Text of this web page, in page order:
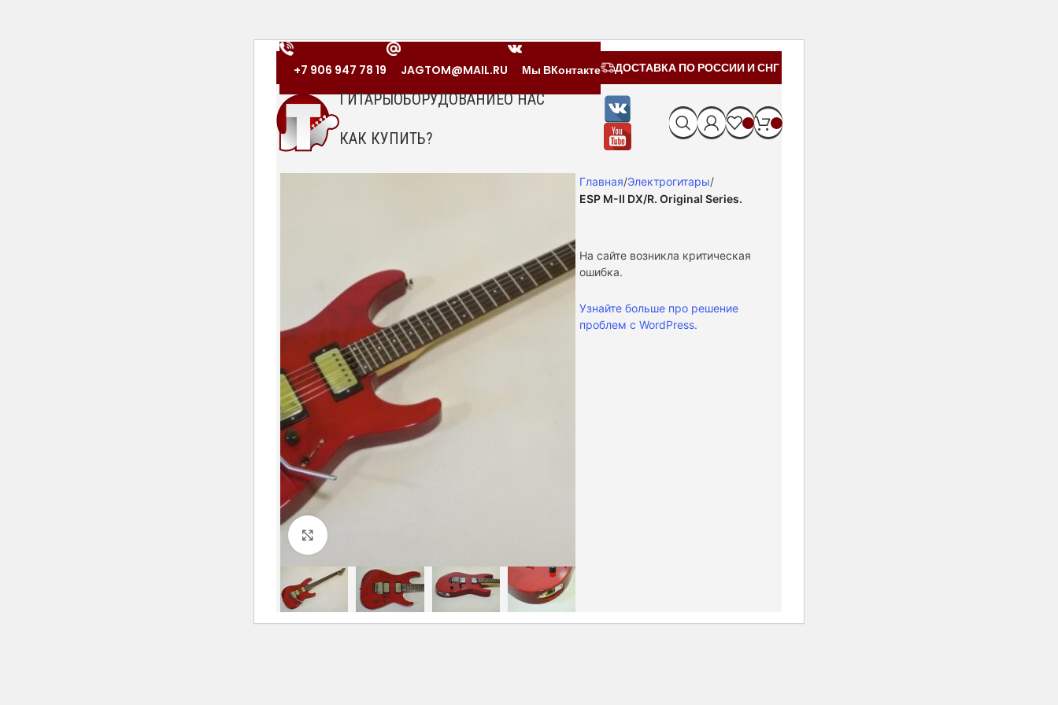
+7 906 947 78 19 JAGTOM@MAIL.RU Мы ВКонтакте ДОСТАВКА ПО РОССИИ И СНГ
ГИТАРЫОБОРУДОВАНИЕО НАС
КАК КУПИТЬ?
Главная Электрогитары
ESP M-II DX/R. Original Series.
На сайте возникла критическая
ошибка.
Узнайте больше про решение
проблем с WordPress.